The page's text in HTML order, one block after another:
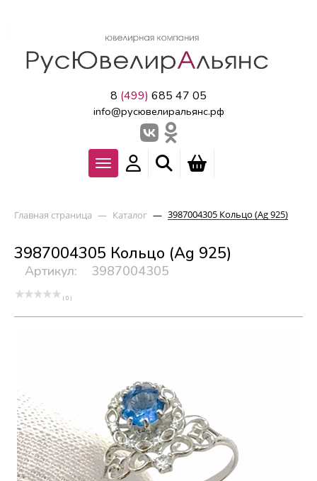
8 (499) 685 47 05
info@русювелиральянс.рф
Главная страница — Каталог — 3987004305 Кольцо (Ag 925)
3987004305 Кольцо (Ag 925)
Артикул: 3987004305
( 0 )